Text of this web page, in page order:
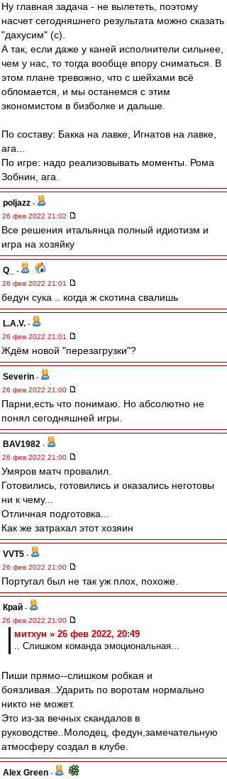
Ну главная задача - не вылететь, поэтому
насчет сегодняшнего результата можно сказать
"дахусим" (с).
А так, если даже у каней исполнители сильнее,
чем у нас, то тогда вообще впору сниматься. В
этом плане тревожно, что с шейхами всё
обломается, и мы останемся с этим
экономистом в бизболке и дальше.
По составу: Бакка на лавке, Игнатов на лавке,
ага...
По игре: надо реализовывать моменты. Рома
Зобнин, ага.
poljazz -
26 фев 2022 21:02
Все решения итальянца полный идиотизм и
игра на хозяйку
Q_
-
26 фев 2022 21:01
бедун сука .. когда ж скотина свалишь
L.А.V. -
26 фев 2022 21:01
Ждём новой "перезагрузки"?
Severin -
26 фев 2022 21:00
Парни,есть что понимаю. Но абсолютно не
понял сегодняшней игры.
BAV1982 -
26 фев 2022 21:00
Умяров матч провалил.
Готовились, готовились и оказались неготовы
ни к чему...
Отличная подготовка...
Как же затрахал этот хозяин
VVT5 -
26 фев 2022 21:00
Португал был не так уж плох, похоже.
Край -
26 фев 2022 21:00
митхун » 26 фев 2022, 20:49
.. Слишком команда эмоциональная...
Пиши прямо--слишком робкая и
боязливая..Ударить по воротам нормально
никто не может.
Это из-за вечных скандалов в
руководстве..Молодец, федун,замечательную
атмосферу создал в клубе.
Alex Green -